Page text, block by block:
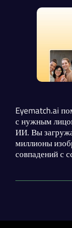
Eyematch.ai
с нужным
ИИ. Вы
миллионы
совпадений с